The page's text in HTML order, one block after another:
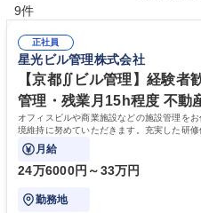
9件
正社員
星光ビル管理株式会社
【京都∬ビル管理】経験者
管理・残業月15h程度 不動
オフィスビルや商業施設などの施設管理を
境維持に努めていただきます。充実した研
躍いただけるポジションです。
月給
24万6000円～33万円
勤務地